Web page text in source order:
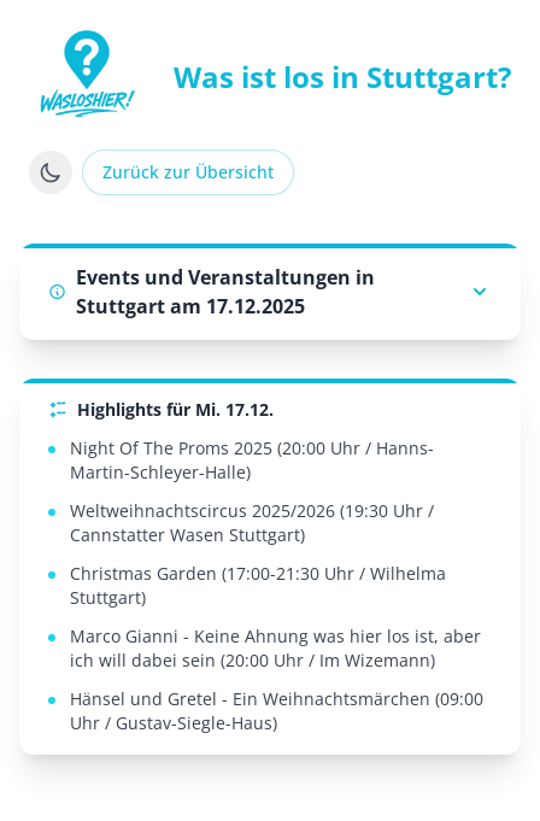
WasLosHier - Dein Portal für Events und
Was ist los in Stuttgart?
Zurück zur Übersicht
Events und Veranstaltungen in
Stuttgart am 17.12.2025
Highlights für Mi. 17.12.
Night Of The Proms 2025 (20:00 Uhr / Hanns-
Martin-Schleyer-Halle)
Weltweihnachtscircus 2025/2026 (19:30 Uhr /
Cannstatter Wasen Stuttgart)
Christmas Garden (17:00-21:30 Uhr / Wilhelma
Stuttgart)
Marco Gianni - Keine Ahnung was hier los ist, aber
ich will dabei sein (20:00 Uhr / Im Wizemann)
Hänsel und Gretel - Ein Weihnachtsmärchen (09:00
Uhr / Gustav-Siegle-Haus)